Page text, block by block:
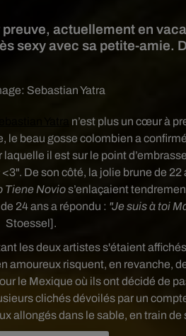
actuellement en
sexy avec sa petite-amie.
Sebastian Yatra
n’est plus un cœur à
beau gosse colombien a
il est sur le point
<3". De son côté, la jolie brune de
Tiene Novios’enlaçaient
24 ans a répondu : "Je suis à toi
Stoessel].
les deux artistes s'étaient
amoureux risquent, en revanche,
le Mexique où ils ontdécidé de
clichés dévoilés par un
allongés dans le sable, en train